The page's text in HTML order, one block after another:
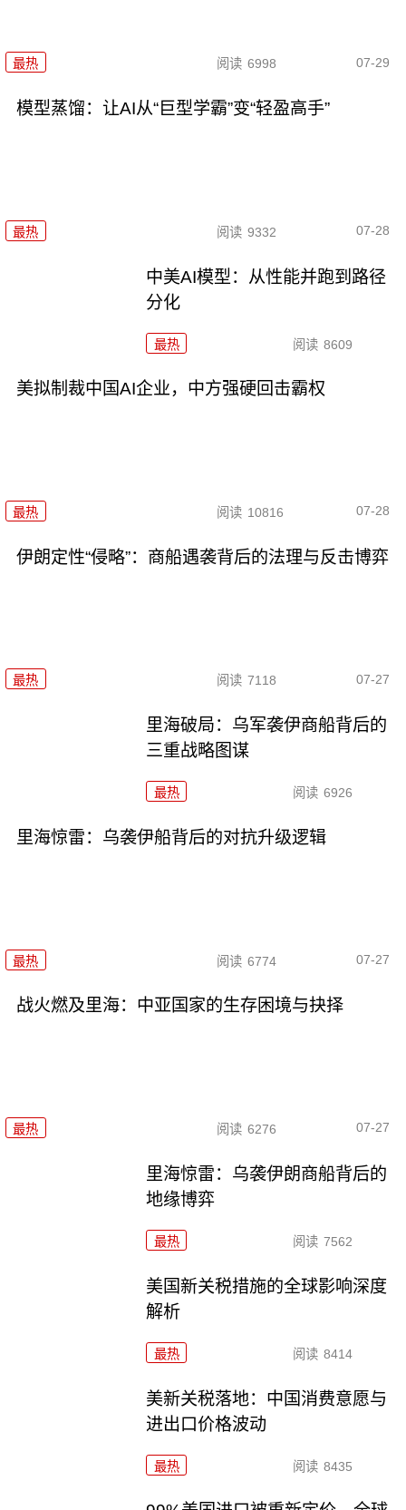
最热 阅读 6998 07-29
模型蒸馏：让AI从“巨型学霸”变“轻盈高手”
最热 阅读 9332 07-28
中美AI模型：从性能并跑到路径
分化
最热 阅读 8609
美拟制裁中国AI企业，中方强硬回击霸权
最热 阅读 10816 07-28
伊朗定性“侵略”：商船遇袭背后的法理与反击博弈
最热 阅读 7118 07-27
里海破局：乌军袭伊商船背后的
三重战略图谋
最热 阅读 6926
里海惊雷：乌袭伊船背后的对抗升级逻辑
最热 阅读 6774 07-27
战火燃及里海：中亚国家的生存困境与抉择
最热 阅读 6276 07-27
里海惊雷：乌袭伊朗商船背后的
地缘博弈
最热 阅读 7562
美国新关税措施的全球影响深度
解析
最热 阅读 8414
美新关税落地：中国消费意愿与
进出口价格波动
最热 阅读 8435